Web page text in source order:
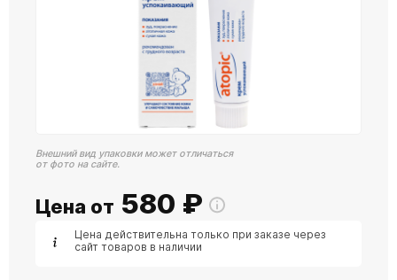
Внешний вид упаковки может отличаться
от фото на сайте.
Цена от 580 ₽
Цена действительна только при заказе через
сайт товаров в наличии